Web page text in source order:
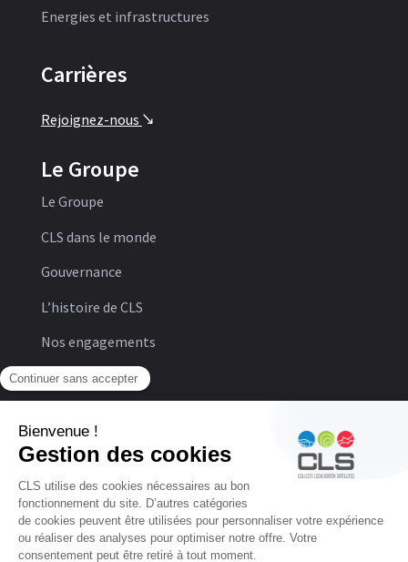
Energies et infrastructures
Carrières
Rejoignez-nous '
Le Groupe
Le Groupe
CLS dans le monde
Gouvernance
L’histoire de CLS
Nos engagements
Newsroom
© CLS. For Earth From Space
Politique de protection des données personnelles
Conditions générales d’utilisation